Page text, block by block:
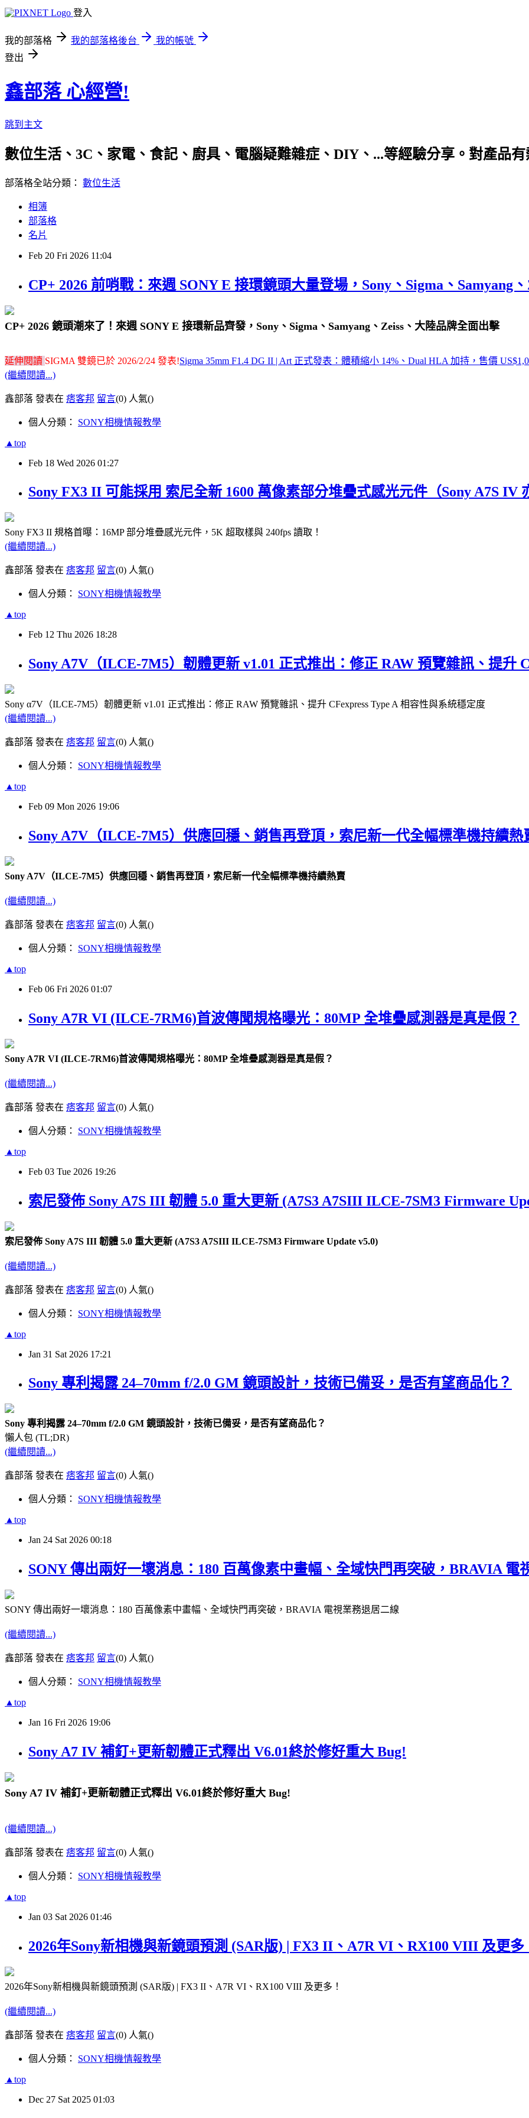
登入
我的部落格 我的部落格後台
我的帳號
登出
鑫部落 心經營!
跳到主文
數位生活、3C、家電、食記、廚具、電腦疑難雜症、DIY、...等經驗分享。對產品有
部落格全站分類： 數位生活
相簿
部落格
名片
Feb 20 Fri 2026 11:04
CP+ 2026 前哨戰：來週 SONY E 接環鏡頭大量登場，Sony、Sigma、Samyang
CP+ 2026 鏡頭潮來了！來週 SONY E 接環新品齊發，Sony、Sigma、Samyang、Zeiss、大陸品牌全面出擊
延伸閱讀 SIGMA 雙鏡已於 2026/2/24 發表!Sigma 35mm F1.4 DG II | Art 正式發表：體積縮小 14%、Dual HLA 加持，售價
(繼續閱讀...)
鑫部落 發表在 痞客邦 留言(0) 人氣()
個人分類： SONY相機情報教學
▲top
Feb 18 Wed 2026 01:27
Sony FX3 II 可能採用 索尼全新 1600 萬像素部分堆疊式感光元件（Sony A7S IV
Sony FX3 II 規格首曝：16MP 部分堆疊感光元件，5K 超取樣與 240fps 讀取！
(繼續閱讀...)
鑫部落 發表在 痞客邦 留言(0) 人氣()
個人分類： SONY相機情報教學
▲top
Feb 12 Thu 2026 18:28
Sony A7V（ILCE-7M5）韌體更新 v1.01 正式推出：修正 RAW 預覽雜訊、提升
Sony α7V（ILCE-7M5）韌體更新 v1.01 正式推出：修正 RAW 預覽雜訊、提升 CFexpress Type A 相容性與系統穩定度
(繼續閱讀...)
鑫部落 發表在 痞客邦 留言(0) 人氣()
個人分類： SONY相機情報教學
▲top
Feb 09 Mon 2026 19:06
Sony A7V（ILCE-7M5）供應回穩、銷售再登頂，索尼新一代全幅標準機持續熱
Sony A7V（ILCE-7M5）供應回穩、銷售再登頂，索尼新一代全幅標準機持續熱賣
(繼續閱讀...)
鑫部落 發表在 痞客邦 留言(0) 人氣()
個人分類： SONY相機情報教學
▲top
Feb 06 Fri 2026 01:07
Sony A7R VI (ILCE-7RM6)首波傳聞規格曝光：80MP 全堆疊感測器是真是假？
Sony A7R VI (ILCE-7RM6)首波傳聞規格曝光：80MP 全堆疊感測器是真是假？
(繼續閱讀...)
鑫部落 發表在 痞客邦 留言(0) 人氣()
個人分類： SONY相機情報教學
▲top
Feb 03 Tue 2026 19:26
索尼發佈 Sony A7S III 韌體 5.0 重大更新 (A7S3 A7SIII ILCE-7SM3 Firmware
索尼發佈 Sony A7S III 韌體 5.0 重大更新 (A7S3 A7SIII ILCE-7SM3 Firmware Update v5.0)
(繼續閱讀...)
鑫部落 發表在 痞客邦 留言(0) 人氣()
個人分類： SONY相機情報教學
▲top
Jan 31 Sat 2026 17:21
Sony 專利揭露 24–70mm f/2.0 GM 鏡頭設計，技術已備妥，是否有望商品化？
Sony 專利揭露 24–70mm f/2.0 GM 鏡頭設計，技術已備妥，是否有望商品化？
懶人包 (TL;DR)
(繼續閱讀...)
鑫部落 發表在 痞客邦 留言(0) 人氣()
個人分類： SONY相機情報教學
▲top
Jan 24 Sat 2026 00:18
SONY 傳出兩好一壞消息：180 百萬像素中畫幅、全域快門再突破，BRAVIA 電
SONY 傳出兩好一壞消息：180 百萬像素中畫幅、全域快門再突破，BRAVIA 電視業務退居二線
(繼續閱讀...)
鑫部落 發表在 痞客邦 留言(0) 人氣()
個人分類： SONY相機情報教學
▲top
Jan 16 Fri 2026 19:06
Sony A7 IV 補釘+更新韌體正式釋出 V6.01終於修好重大 Bug!
Sony A7 IV 補釘+更新韌體正式釋出 V6.01終於修好重大 Bug!
(繼續閱讀...)
鑫部落 發表在 痞客邦 留言(0) 人氣()
個人分類： SONY相機情報教學
▲top
Jan 03 Sat 2026 01:46
2026年Sony新相機與新鏡頭預測 (SAR版) | FX3 II、A7R VI、RX100 VIII 及更多
2026年Sony新相機與新鏡頭預測 (SAR版) | FX3 II、A7R VI、RX100 VIII 及更多！
(繼續閱讀...)
鑫部落 發表在 痞客邦 留言(0) 人氣()
個人分類： SONY相機情報教學
▲top
Dec 27 Sat 2025 01:03